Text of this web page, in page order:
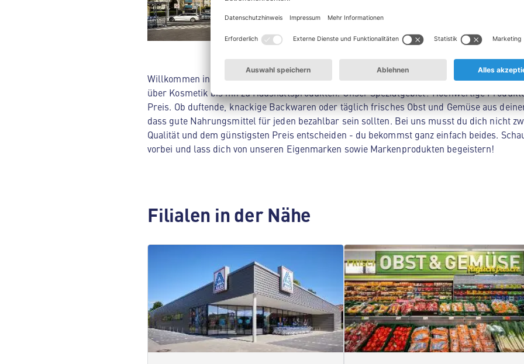
Willkommen in deinem ALDI Nord in Hamburg! Hier findest du alles, was dein Herz
über Kosmetik bis hin zu Haushaltsprodukten. Unser Spezialgebiet? Hochwertige
Preis. Ob duftende, knackige Backwaren oder täglich frisches Obst und Gemüse aus
dass gute Nahrungsmittel für jeden bezahlbar sein sollten. Bei uns musst du dich nicht
Qualität und dem günstigsten Preis entscheiden - du bekommst ganz einfach beides.
vorbei und lass dich von unseren Eigenmarken sowie Markenprodukten begeistern!
Filialen in der Nähe